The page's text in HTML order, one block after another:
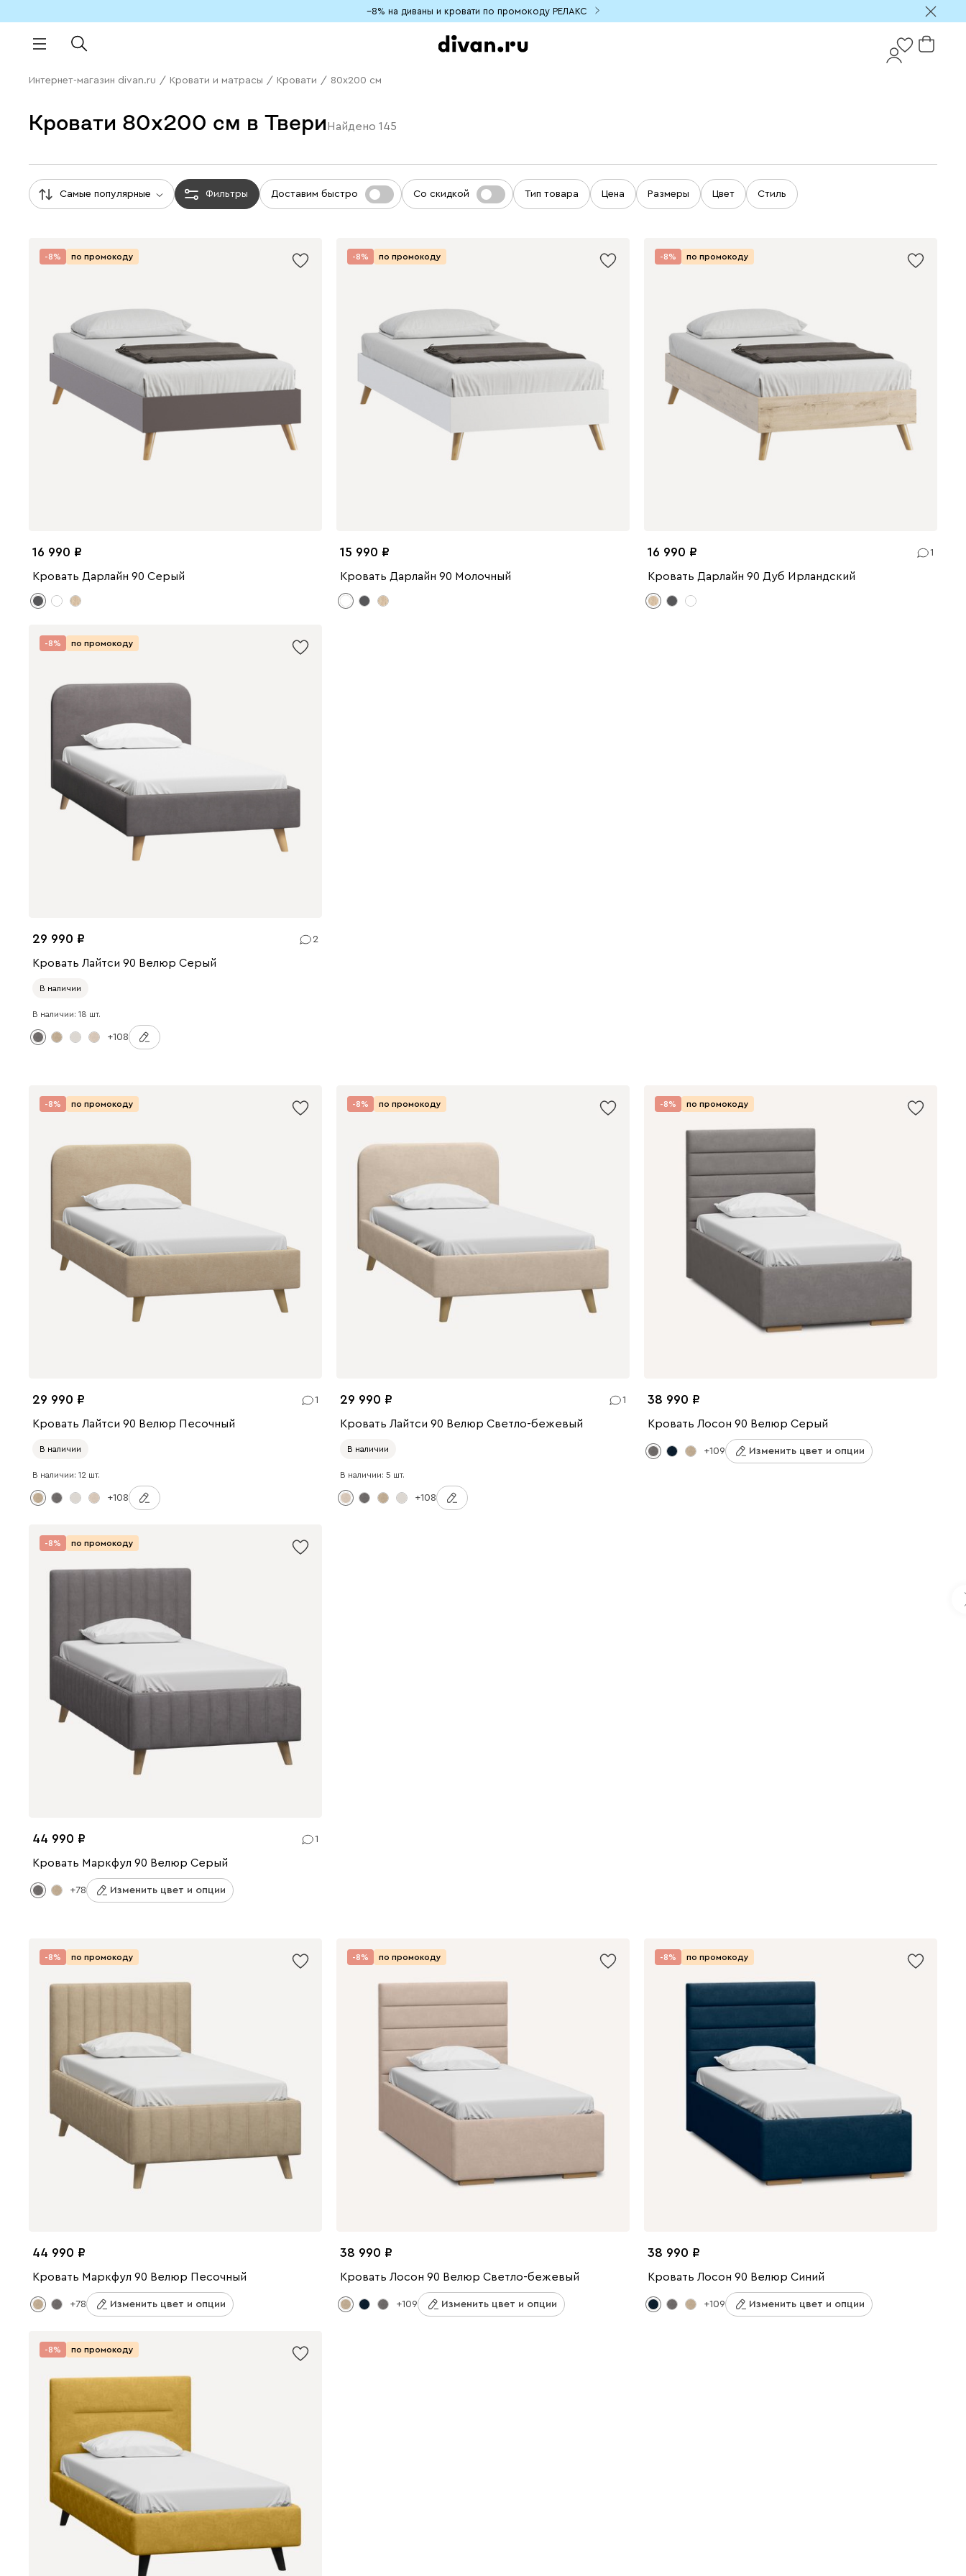
−8% на диваны и кровати по промокоду РЕЛАКС
Интернет-магазин divan.ru / Кровати и матрасы / Кровати / 80х200 см
Кровати 80х200 см в Твери Найдено 145
Самые популярные Фильтры Доставим быстро Со скидкой Тип товара Цена Размеры Цвет Стиль
-8% по промокоду
16 990
Кровать Дарлайн 90 Серый
-8% по промокоду
15 990
Кровать Дарлайн 90 Молочный
-8% по промокоду
16 990 1
Кровать Дарлайн 90 Дуб Ирландский
-8% по промокоду
29 990 2
Кровать Лайтси 90 Велюр Серый
В наличии
В наличии: 18 шт.
+108
-8% по промокоду
29 990 1
Кровать Лайтси 90 Велюр Песочный
В наличии
В наличии: 12 шт.
+108
-8% по промокоду
29 990 1
Кровать Лайтси 90 Велюр Светло-бежевый
В наличии
В наличии: 5 шт.
+108
-8% по промокоду
38 990
Кровать Лосон 90 Велюр Серый
+109 Изменить цвет и опции
-8% по промокоду
44 990 1
Кровать Маркфул 90 Велюр Серый
+78 Изменить цвет и опции
-8% по промокоду
44 990
Кровать Маркфул 90 Велюр Песочный
+78 Изменить цвет и опции
-8% по промокоду
38 990
Кровать Лосон 90 Велюр Светло-бежевый
+109 Изменить цвет и опции
-8% по промокоду
38 990
Кровать Лосон 90 Велюр Синий
+109 Изменить цвет и опции
-8% по промокоду